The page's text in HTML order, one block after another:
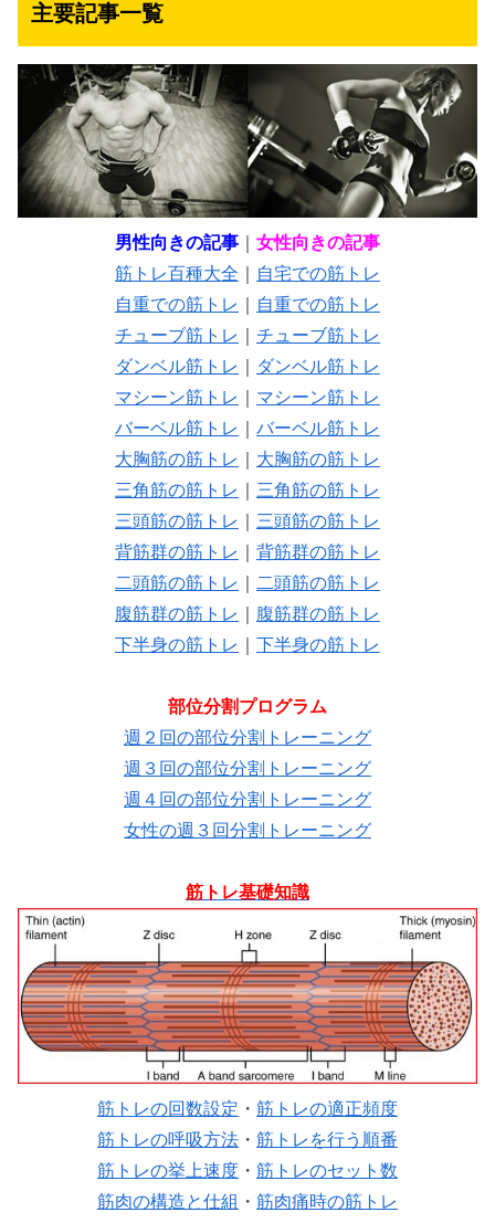
主要記事一覧
男性向きの記事
女性向きの記事
筋トレ百種大全
自宅での筋トレ
自重での筋トレ
自重での筋トレ
チューブ筋トレ
チューブ筋トレ
ダンベル筋トレ
ダンベル筋トレ
マシーン筋トレ
マシーン筋トレ
バーベル筋トレ
バーベル筋トレ
大胸筋の筋トレ
大胸筋の筋トレ
三角筋の筋トレ
三角筋の筋トレ
三頭筋の筋トレ
三頭筋の筋トレ
背筋群の筋トレ
背筋群の筋トレ
二頭筋の筋トレ
二頭筋の筋トレ
腹筋群の筋トレ
腹筋群の筋トレ
下半身の筋トレ
下半身の筋トレ
部位分割プログラム
週２回の部位分割トレーニング
週３回の部位分割トレーニング
週４回の部位分割トレーニング
女性の週３回分割トレーニング
筋トレ基礎知識
筋トレの回数設定 ・ 筋トレの適正頻度
筋トレの呼吸方法 ・ 筋トレを行う順番
筋トレの挙上速度 ・ 筋トレのセット数
筋肉の構造と仕組 ・ 筋肉痛時の筋トレ